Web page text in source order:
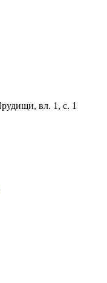
вл. 1, с. 1